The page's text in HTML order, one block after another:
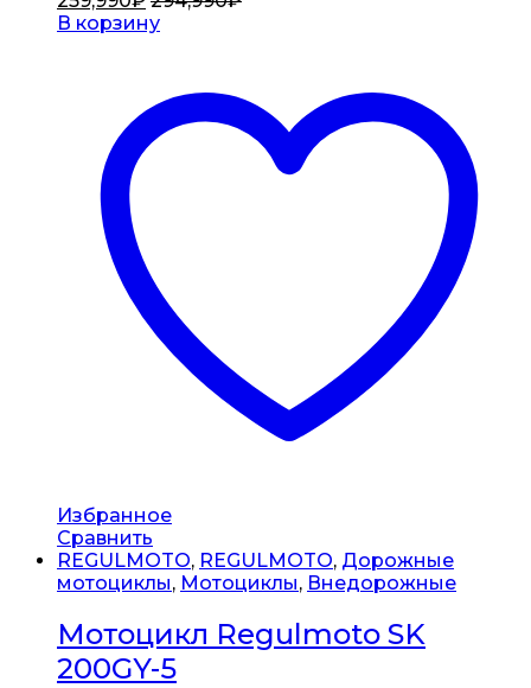
В корзину
Избранное
Сравнить
REGULMOTO, REGULMOTO, Дорожные
мотоциклы, Мотоциклы, Внедорожные
Мотоцикл Regulmoto SK
200GY-5